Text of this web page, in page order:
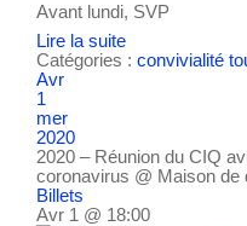
Avant lundi, SVP
Lire la suite
Catégories : convivialité
Avr
1
mer
2020
2020 – Réunion du CIQ
coronavirus @ Maison de
Billets
Avr 1 @ 18:00